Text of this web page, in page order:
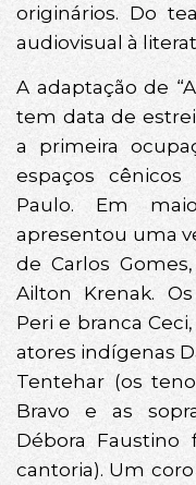
originários. Do
audiovisual à
A adaptação de
tem data de
a primeira
espaços
Paulo. Em
apresentou uma
de Carlos
Ailton Krenak.
Peri e branca
atores indígenas
Tentehar (os
Bravo e as
Débora Faustino
cantoria). Um